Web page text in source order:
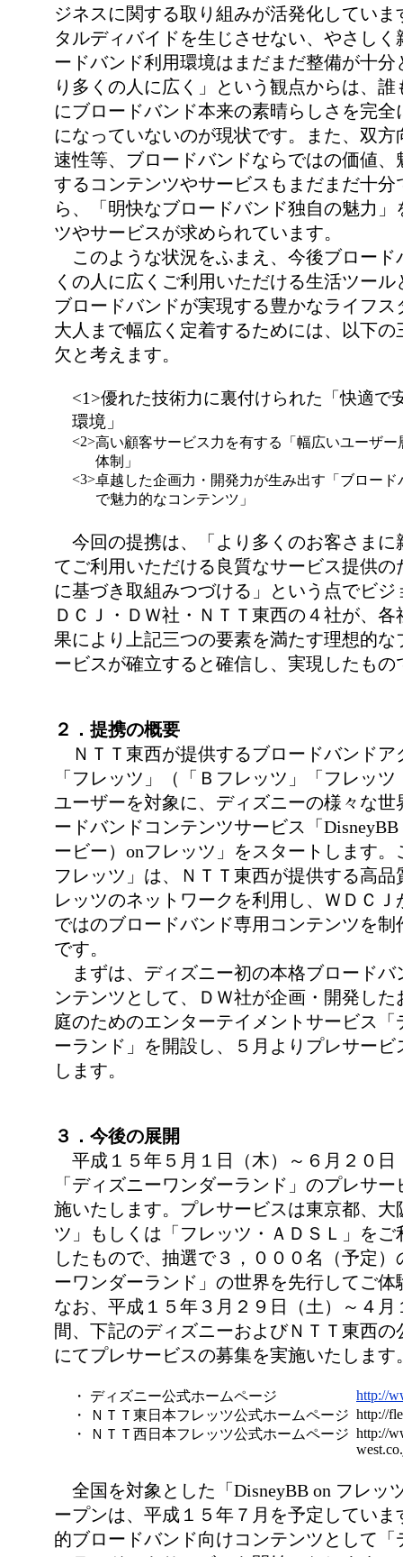
ジネスに関する取り組みが活発化していま
タルディバイドを生じさせない、やさしく
ードバンド利用環境はまだまだ整備が十分
り多くの人に広く」という観点からは、
にブロードバンド本来の素晴らしさを完全
になっていないのが現状です。また、双方
速性等、ブロードバンドならではの価値、
するコンテンツやサービスもまだまだ十分
ら、「明快なブロードバンド独自の魅力
ツやサービスが求められています。
このような状況をふまえ、今後ブロード
くの人に広くご利用いただける生活ツー
ブロードバンドが実現する豊かなライフス
大人まで幅広く定着するためには、以下の
欠と考えます。
<1>優れた技術力に裏付けられた「快適で
環境」
<2>高い顧客サービス力を有する「幅広いユーザ
体制」
<3>卓越した企画力・開発力が生み出す「ブロー
で魅力的なコンテンツ」
今回の提携は、「より多くのお客さまに
てご利用いただける良質なサービス提供の
に基づき取組みつづける」という点でビジ
ＤＣＪ・ＤＷ社・ＮＴＴ東西の４社が、
果により上記三つの要素を満たす理想的な
ービスが確立すると確信し、実現したもの
２．提携の概要
ＮＴＴ東西が提供するブロードバンドア
「フレッツ」（「Ｂフレッツ」「フレッ
ユーザーを対象に、ディズニーの様々な世
ードバンドコンテンツサービス「
ービー）onフレッツ」をスタートします。
フレッツ」は、ＮＴＴ東西が提供する高品
レッツのネットワークを利用し、ＷＤＣ
ではのブロードバンド専用コンテンツを制
です。
まずは、ディズニー初の本格ブロードバ
ンテンツとして、ＤＷ社が企画・開発した
庭のためのエンターテイメントサービス「
ーランド」を開設し、５月よりプレサービ
します。
３．今後の展開
平成１５年５月１日（木）～６月２０日
「ディズニーワンダーランド」のプレサ
施いたします。プレサービスは東京都、大
ツ」もしくは「フレッツ・ＡＤＳＬ」をご
したもので、抽選で３，０００名（予定
ーワンダーランド」の世界を先行してご体
なお、平成１５年３月２９日（土）～４月
間、下記のディズニーおよびＮＴＴ東西の
にてプレサービスの募集を実施いたします
・ ディズニー公式ホームページ
http://
・ ＮＴＴ東日本フレッツ公式ホームページ http://
・ ＮＴＴ西日本フレッツ公式ホームページ http://
全国を対象とした「DisneyBB on フレッ
ープンは、平成１５年７月を予定していま
的ブロードバンド向けコンテンツとして「